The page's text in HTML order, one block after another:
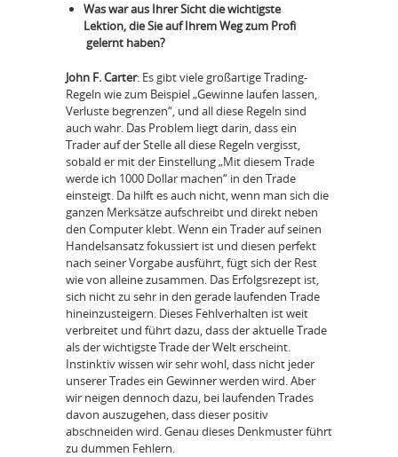
Was war aus Ihrer Sicht die wichtigste
Lektion, die Sie auf Ihrem Weg zum Profi
gelernt haben?
John F. Carter: Es gibt viele großartige Trading-
Regeln wie zum Beispiel „Gewinne laufen lassen,
Verluste begrenzen“, und all diese Regeln sind
auch wahr. Das Problem liegt darin, dass ein
Trader auf der Stelle all diese Regeln vergisst,
sobald er mit der Einstellung „Mit diesem Trade
werde ich 1000 Dollar machen“ in den Trade
einsteigt. Da hilft es auch nicht, wenn man sich die
ganzen Merksätze aufschreibt und direkt neben
den Computer klebt. Wenn ein Trader auf seinen
Handelsansatz fokussiert ist und diesen perfekt
nach seiner Vorgabe ausführt, fügt sich der Rest
wie von alleine zusammen. Das Erfolgsrezept ist,
sich nicht zu sehr in den gerade laufenden Trade
hineinzusteigern. Dieses Fehlverhalten ist weit
verbreitet und führt dazu, dass der aktuelle Trade
als der wichtigste Trade der Welt erscheint.
Instinktiv wissen wir sehr wohl, dass nicht jeder
unserer Trades ein Gewinner werden wird. Aber
wir neigen dennoch dazu, bei laufenden Trades
davon auszugehen, dass dieser positiv
abschneiden wird. Genau dieses Denkmuster führt
zu dummen Fehlern.